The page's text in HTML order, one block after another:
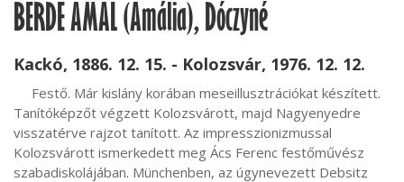
BERDE AMÁL (Amália), Dóczyné
Kackó, 1886. 12. 15. - Kolozsvár, 1976. 12. 12.
Tanítóképzőt végzett Kolozsvárott, majd Nagyenyedre
visszatérve rajzot tanított. Az impresszionizmussal
Kolozsvárott ismerkedett meg Ács Ferenc festőművész
szabadiskolájában. Münchenben, az úgynevezett Debsitz